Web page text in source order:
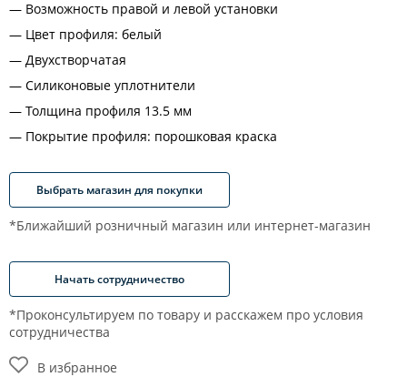
Возможность правой и левой установки
Цвет профиля: белый
Двухстворчатая
Силиконовые уплотнители
Толщина профиля 13.5 мм
Покрытие профиля: порошковая краска
Выбрать магазин для покупки
*Ближайший розничный магазин или интернет-магазин
Начать сотрудничество
*Проконсультируем по товару и расскажем про условия
сотрудничества
В избранное